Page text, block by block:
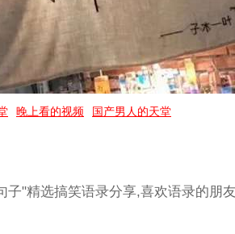
晚上看的视频 国产男人的天堂
子"精选搞笑语录分享,喜欢语录的朋